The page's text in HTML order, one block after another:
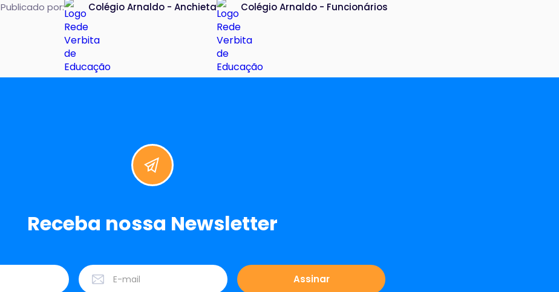
Publicado por: Colégio Arnaldo - Anchieta Colégio Arnaldo - Funcionários
Receba nossa Newsletter